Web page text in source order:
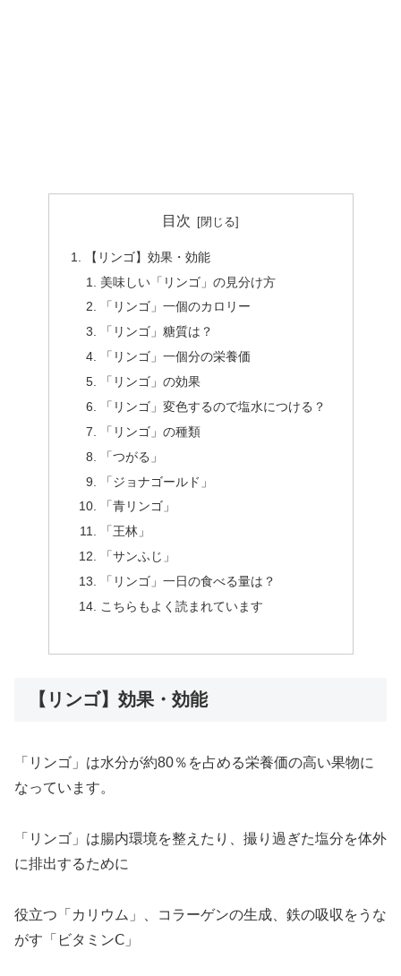
目次
【リンゴ】効果・効能
美味しい「リンゴ」の見分け方
「リンゴ」一個のカロリー
「リンゴ」糖質は？
「リンゴ」一個分の栄養価
「リンゴ」の効果
「リンゴ」変色するので塩水につける？
「リンゴ」の種類
「つがる」
「ジョナゴールド」
「青リンゴ」
「王林」
「サンふじ」
「リンゴ」一日の食べる量は？
こちらもよく読まれています
【リンゴ】効果・効能
「リンゴ」は水分が約80％を占める栄養価の高い果物に
なっています。
「リンゴ」は腸内環境を整えたり、撮り過ぎた塩分を体外
に排出するために
役立つ「カリウム」、コラーゲンの生成、鉄の吸収をうな
がす「ビタミンⅭ」